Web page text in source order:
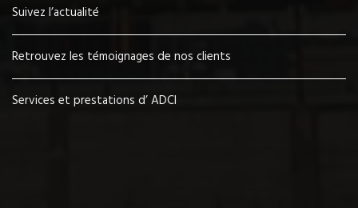
Suivez l’actualité
Retrouvez les témoignages de nos clients
Services et prestations d’ ADCI